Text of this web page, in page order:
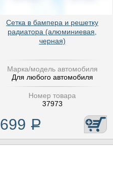
Сетка в бампера и решетку
радиатора (алюминиевая,
черная)
Марка/модель автомобиля
Для любого автомобиля
Номер товара
37973
699 Р